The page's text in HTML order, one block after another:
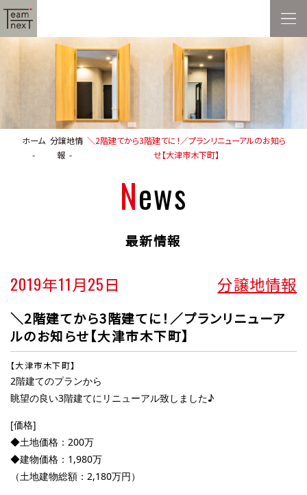
ホーム 分譲地情
報
＼2階建てから3階建てに！／プランリニューアルのお知ら
せ【大津市木下町】
News
最新情報
2019年11月25日 分譲地情報
＼2階建てから3階建てに！／プランリニューア
ルのお知らせ【大津市木下町】
【大津市木下町】
2階建てのプランから
眺望の良い3階建てにリニューアル致しました♪
[価格]
◆土地価格：200万
◆建物価格：1,980万
（土地建物総額：2,180万円）